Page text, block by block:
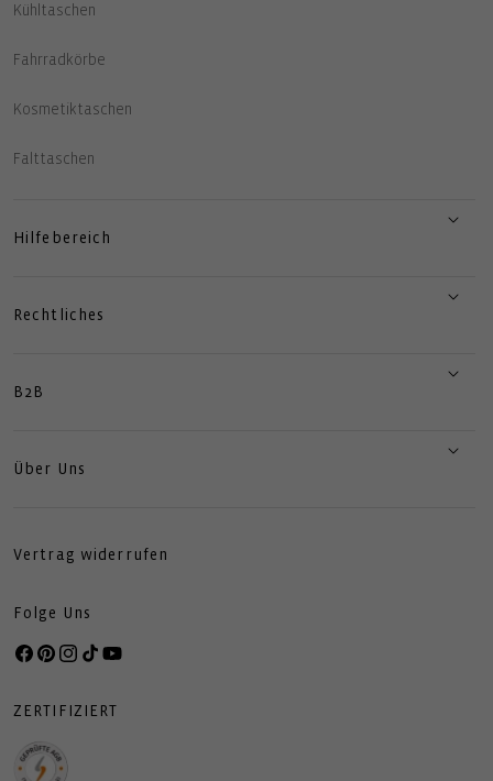
Kühltaschen
Fahrradkörbe
Kosmetiktaschen
Falttaschen
Hilfebereich
Rechtliches
B2B
Über Uns
Vertrag widerrufen
Folge Uns
Facebook
Pinterest
Instagram
TikTokYouTube
ZERTIFIZIERT